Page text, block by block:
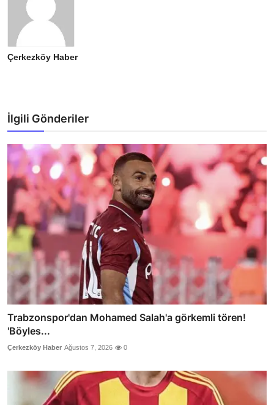
Çerkezköy Haber
İlgili Gönderiler
Trabzonspor'dan Mohamed Salah'a görkemli tören!
'Böyles...
Çerkezköy Haber Ağustos 7, 2026 0